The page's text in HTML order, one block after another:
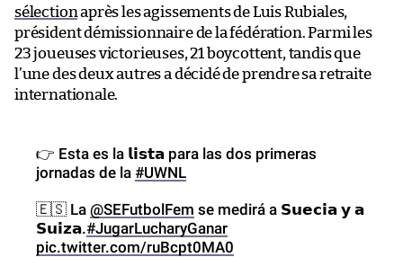
sélectionaprès les agissements de Luis Rubiales,
président démissionnaire de la fédération. Parmi les
23 joueuses victorieuses, 21 boycottent, tandis que
l’une des deux autres a décidé de prendre sa retraite
internationale.
👉 Esta es la 𝗹𝗶𝘀𝘁𝗮 para las dos primeras
jornadas de la #UWNL
🇪🇸 La @SEFutbolFem se medirá a 𝗦𝘂𝗲𝗰𝗶𝗮 𝘆 𝗮
𝗦𝘂𝗶𝘇𝗮.#JugarLucharyGanar
pic.twitter.com/ruBcpt0MA0